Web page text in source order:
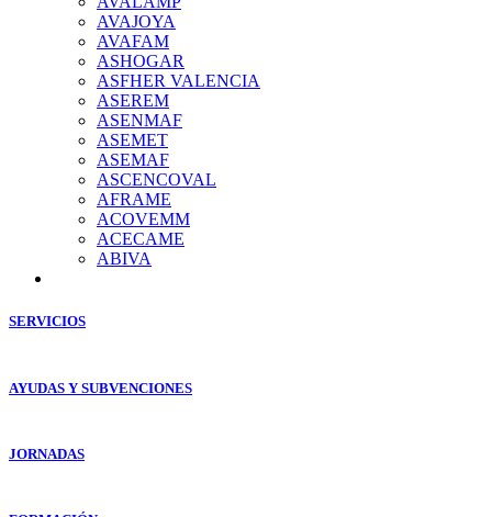
AVAJOYA
AVAFAM
ASHOGAR
ASFHER VALENCIA
ASEREM
ASENMAF
ASEMET
ASEMAF
ASCENCOVAL
AFRAME
ACOVEMM
ACECAME
ABIVA
SERVICIOS
AYUDAS Y SUBVENCIONES
JORNADAS